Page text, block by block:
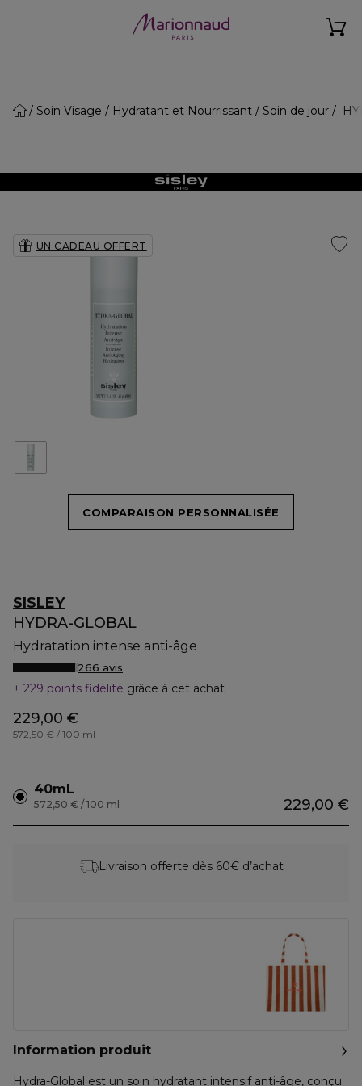
Soin Visage Hydratant et Nourrissant Soin de jour
UN CADEAU OFFERT
COMPARAISON PERSONNALISÉE
SISLEY
HYDRA-GLOBAL
Hydratation intense anti-âge
266 avis
229 points fidélité grâce à cet achat
229,00 €
572,50 € / 100 ml
40mL
229,00 €
572,50 € / 100 ml
Livraison offerte dès 60€ d’achat
Information produit
Hydra-Global est un soin hydratant intensif anti-âge, conçu